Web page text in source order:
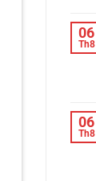
06
Th8
06
Th8